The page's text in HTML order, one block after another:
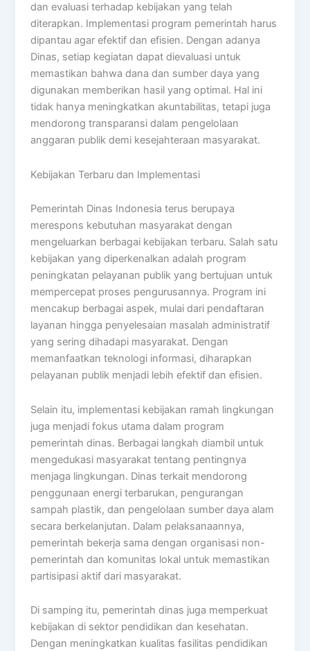
dan evaluasi terhadap kebijakan yang telah
diterapkan. Implementasi program pemerintah harus
dipantau agar efektif dan efisien. Dengan adanya
Dinas, setiap kegiatan dapat dievaluasi untuk
memastikan bahwa dana dan sumber daya yang
digunakan memberikan hasil yang optimal. Hal ini
tidak hanya meningkatkan akuntabilitas, tetapi juga
mendorong transparansi dalam pengelolaan
anggaran publik demi kesejahteraan masyarakat.
Kebijakan Terbaru dan Implementasi
Pemerintah Dinas Indonesia terus berupaya
merespons kebutuhan masyarakat dengan
mengeluarkan berbagai kebijakan terbaru. Salah satu
kebijakan yang diperkenalkan adalah program
peningkatan pelayanan publik yang bertujuan untuk
mempercepat proses pengurusannya. Program ini
mencakup berbagai aspek, mulai dari pendaftaran
layanan hingga penyelesaian masalah administratif
yang sering dihadapi masyarakat. Dengan
memanfaatkan teknologi informasi, diharapkan
pelayanan publik menjadi lebih efektif dan efisien.
Selain itu, implementasi kebijakan ramah lingkungan
juga menjadi fokus utama dalam program
pemerintah dinas. Berbagai langkah diambil untuk
mengedukasi masyarakat tentang pentingnya
menjaga lingkungan. Dinas terkait mendorong
penggunaan energi terbarukan, pengurangan
sampah plastik, dan pengelolaan sumber daya alam
secara berkelanjutan. Dalam pelaksanaannya,
pemerintah bekerja sama dengan organisasi non-
pemerintah dan komunitas lokal untuk memastikan
partisipasi aktif dari masyarakat.
Di samping itu, pemerintah dinas juga memperkuat
kebijakan di sektor pendidikan dan kesehatan.
Dengan meningkatkan kualitas fasilitas pendidikan